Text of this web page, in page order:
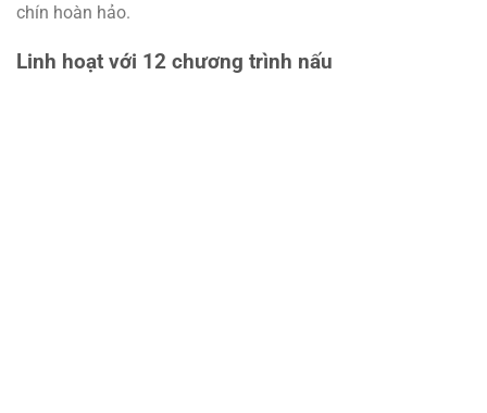
chín hoàn hảo.
Linh hoạt với 12 chương trình nấu